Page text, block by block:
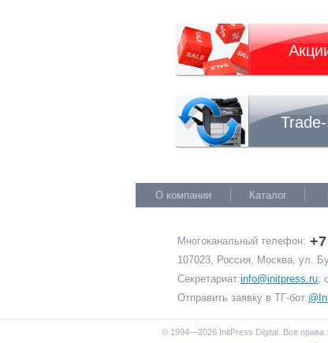
О компании Каталог
Многоканальный телефон:
107023, Россия, Москва, ул.
Секретариат:info@initpress.ru;
Отправить заявку в ТГ-бот:
© 1994—2026 InitPress Digital. Все